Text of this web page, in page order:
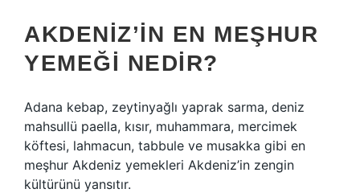
AKDENIZ’IN EN MEŞHUR
YEMEĞI NEDIR?
Adana kebap, zeytinyağlı yaprak sarma, deniz
mahsullü paella, kısır, muhammara, mercimek
köftesi, lahmacun, tabbule ve musakka gibi en
meşhur Akdeniz yemekleri Akdeniz’in zengin
kültürünü yansıtır.